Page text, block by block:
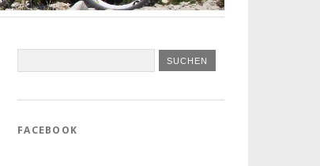
FACEBOOK